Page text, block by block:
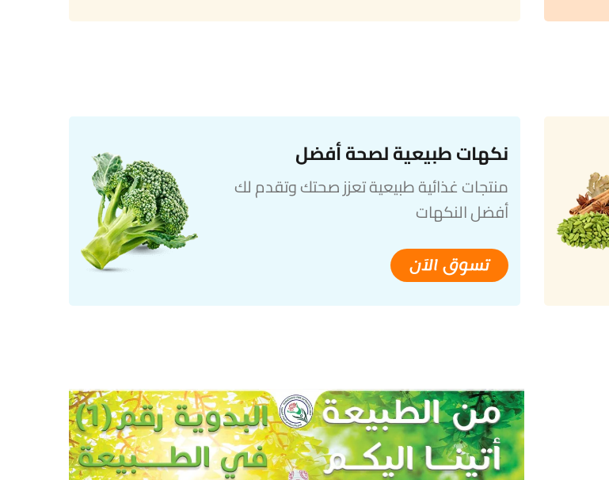
نكهات طبيعية لصحة أفضل
منتجات غذائية طبيعية تعزز صحتك وتقدم لك
أفضل النكهات
تسوق الآن